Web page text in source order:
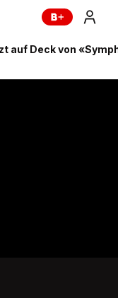
auf Deck von